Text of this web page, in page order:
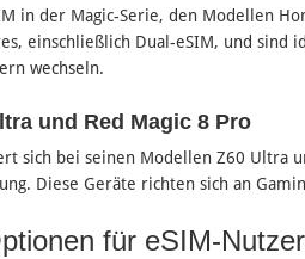
in der Magic-Serie, den Modellen
einschließlich Dual-eSIM, und sind
wechseln​.
und Red Magic 8 Pro
sich bei seinen Modellen Z60 Ultra
Diese Geräte richten sich an
für eSIM-Nutzer